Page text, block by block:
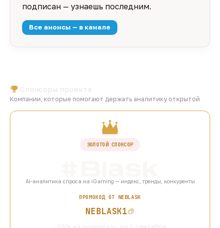
подписан — узнаешь последним.
Все анонсы — в канале
Компании, которые помогают держать аналитику открытой
ЗОЛОТОЙ СПОНСОР
AI-аналитика спроса на iGaming — индекс, тренды, конкуренты
ПРОМОКОД ОТ NEBLASK
NEBLASK1